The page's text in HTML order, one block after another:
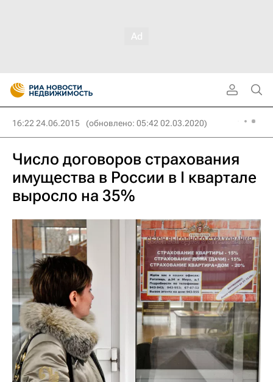
16:22 24.06.2015 (обновлено: 05:42 02.03.2020)
Число договоров страхования
имущества в России в I квартале
выросло на 35%